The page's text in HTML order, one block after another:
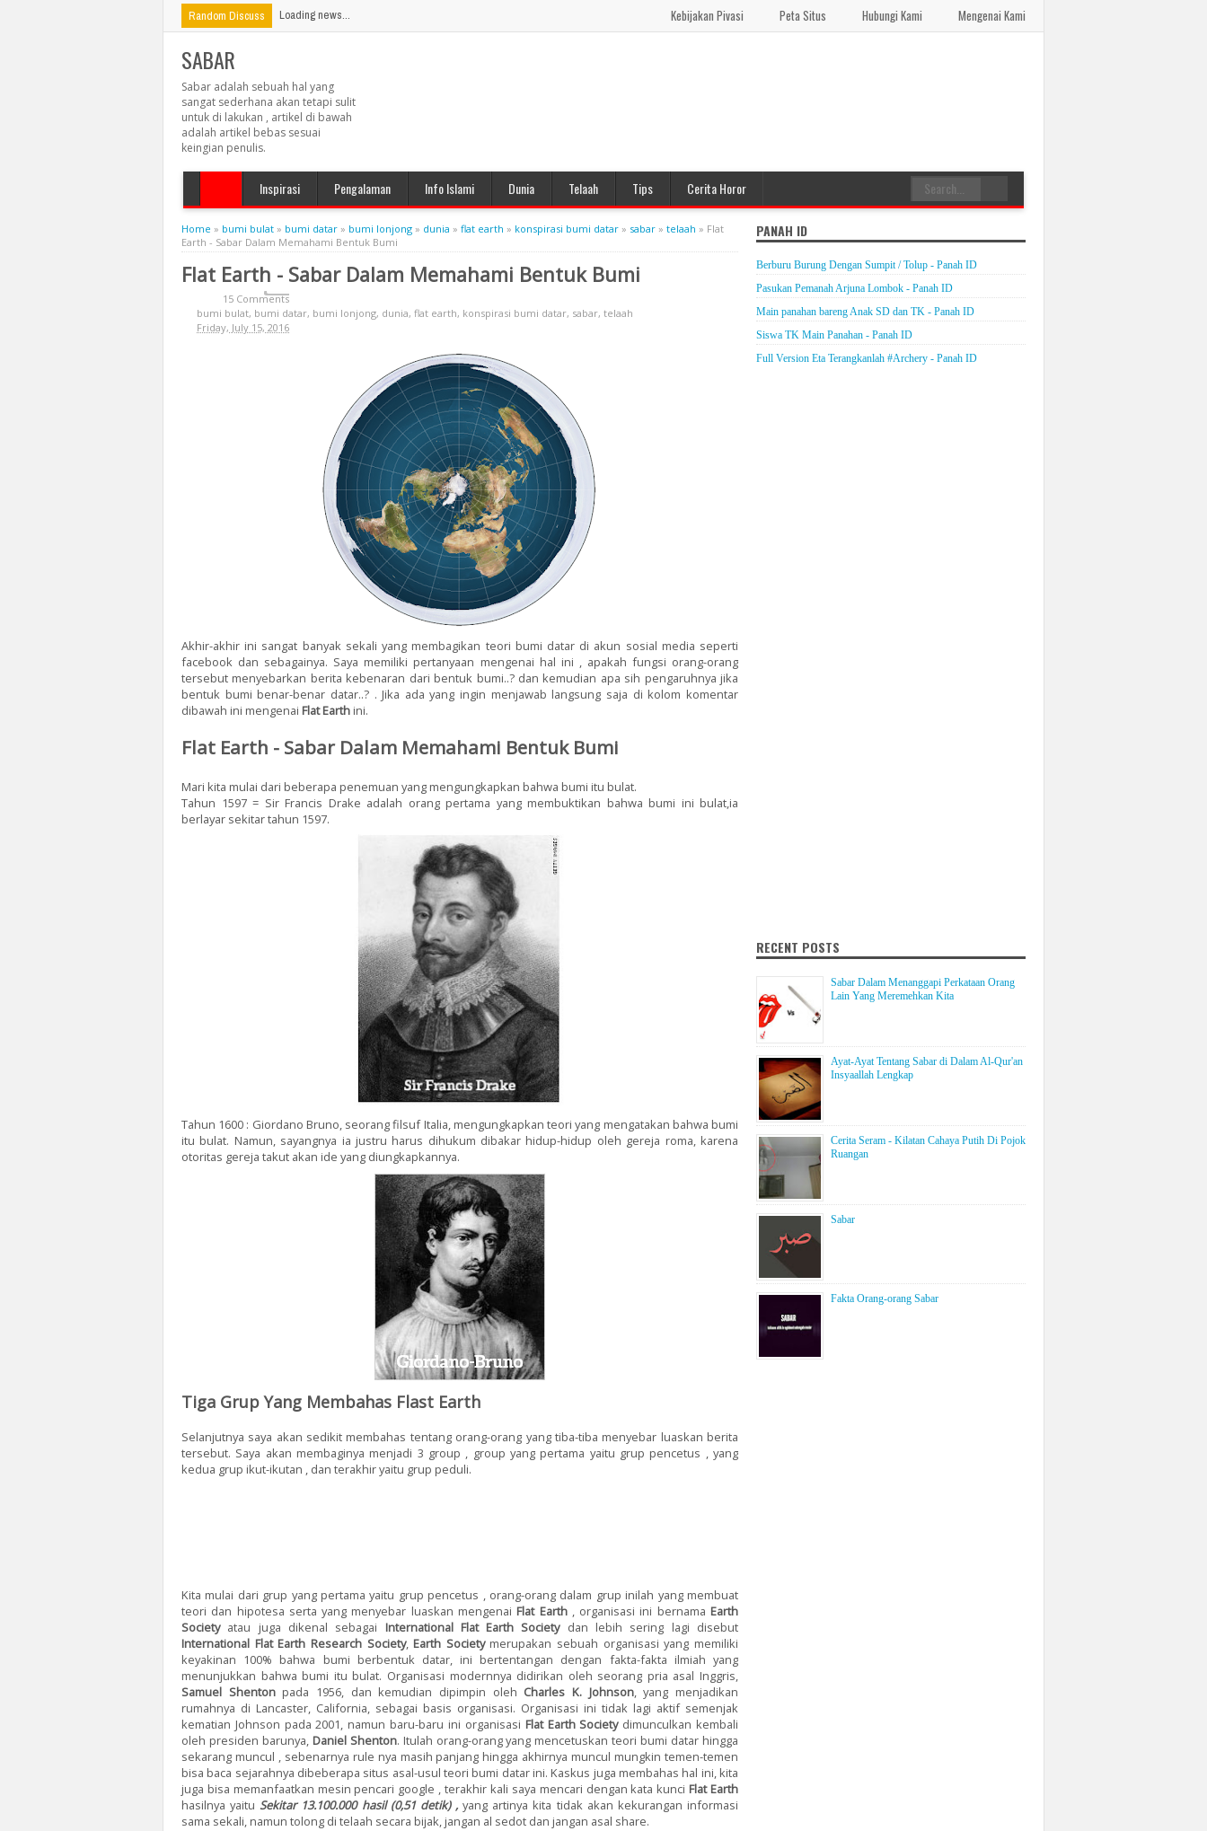
Random Discuss Loading news... Mengenai Kami
Hubungi Kami
Peta Situs
Kebijakan Pivasi
SABAR
Sabar adalah sebuah hal yang
sangat sederhana akan tetapi sulit
untuk di lakukan , artikel di bawah
adalah artikel bebas sesuai
keingian penulis.
Inspirasi Pengalaman Info Islami Dunia Telaah Tips Cerita Horor
Home » bumi bulat » bumi datar » bumi lonjong » dunia » flat earth » konspirasi bumi datar » sabar » telaah » Flat
Earth - Sabar Dalam Memahami Bentuk Bumi
Flat Earth - Sabar Dalam Memahami Bentuk Bumi
15 Comments
bumi bulat, bumi datar, bumi lonjong, dunia, flat earth, konspirasi bumi datar, sabar, telaah
Friday, July 15, 2016
Akhir-akhir ini sangat banyak sekali yang membagikan teori bumi datar di akun sosial media seperti
facebook dan sebagainya. Saya memiliki pertanyaan mengenai hal ini , apakah fungsi orang-orang
tersebut menyebarkan berita kebenaran dari bentuk bumi..? dan kemudian apa sih pengaruhnya jika
bentuk bumi benar-benar datar..? . Jika ada yang ingin menjawab langsung saja di kolom komentar
dibawah ini mengenai Flat Earth ini.
Flat Earth - Sabar Dalam Memahami Bentuk Bumi
Mari kita mulai dari beberapa penemuan yang mengungkapkan bahwa bumi itu bulat.
Tahun 1597 = Sir Francis Drake adalah orang pertama yang membuktikan bahwa bumi ini bulat,ia
berlayar sekitar tahun 1597.
Tahun 1600 : Giordano Bruno, seorang filsuf Italia, mengungkapkan teori yang mengatakan bahwa bumi
itu bulat. Namun, sayangnya ia justru harus dihukum dibakar hidup-hidup oleh gereja roma, karena
otoritas gereja takut akan ide yang diungkapkannya.
Tiga Grup Yang Membahas Flast Earth
Selanjutnya saya akan sedikit membahas tentang orang-orang yang tiba-tiba menyebar luaskan berita
tersebut. Saya akan membaginya menjadi 3 group , group yang pertama yaitu grup pencetus , yang
kedua grup ikut-ikutan , dan terakhir yaitu grup peduli.
Kita mulai dari grup yang pertama yaitu grup pencetus , orang-orang dalam grup inilah yang membuat
teori dan hipotesa serta yang menyebar luaskan mengenai Flat Earth, organisasi ini bernama Earth
Societyatau juga dikenal sebagai International Flat Earth Societydan lebih sering lagi disebut
International Flat Earth Research Society, Earth Societymerupakan sebuah organisasi yang memiliki
keyakinan 100% bahwa bumi berbentuk datar, ini bertentangan dengan fakta-fakta ilmiah yang
menunjukkan bahwa bumi itu bulat. Organisasi modernnya didirikan oleh seorang pria asal Inggris,
Samuel Shentonpada 1956, dan kemudian dipimpin oleh Charles K. Johnson, yang menjadikan
rumahnya di Lancaster, California, sebagai basis organisasi. Organisasi ini tidak lagi aktif semenjak
kematian Johnson pada 2001, namun baru-baru ini organisasi Flat Earth Society dimunculkan kembali
oleh presiden barunya, Daniel Shenton. Itulah orang-orang yang mencetuskan teori bumi datar hingga
sekarang muncul , sebenarnya rule nya masih panjang hingga akhirnya muncul mungkin temen-temen
bisa baca sejarahnya dibeberapa situs asal-usul teori bumi datar ini. Kaskus juga membahas hal ini, kita
juga bisa memanfaatkan mesin pencari google , terakhir kali saya mencari dengan kata kunci Flat Earth
hasilnya yaituSekitar 13.100.000 hasil (0,51 detik) ,yang artinya kita tidak akan kekurangan informasi
sama sekali, namun tolong di telaah secara bijak, jangan al sedot dan jangan asal share.
PANAH ID
Berburu Burung Dengan Sumpit / Tolup - Panah ID
Pasukan Pemanah Arjuna Lombok - Panah ID
Main panahan bareng Anak SD dan TK - Panah ID
Siswa TK Main Panahan - Panah ID
Full Version Eta Terangkanlah #Archery - Panah ID
RECENT POSTS
Sabar Dalam Menanggapi Perkataan Orang
Lain Yang Meremehkan Kita
Ayat-Ayat Tentang Sabar di Dalam Al-Qur'an
Insyaallah Lengkap
Cerita Seram - Kilatan Cahaya Putih Di Pojok
Ruangan
Sabar
Fakta Orang-orang Sabar